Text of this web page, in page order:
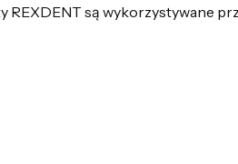
są wykorzystywane